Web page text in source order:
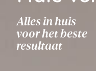
Alles in huis
voor het beste
resultaat